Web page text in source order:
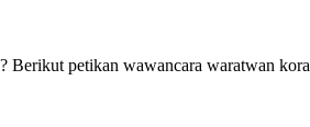
petikan wawancara waratwan